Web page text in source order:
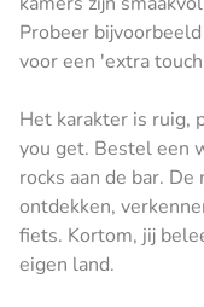
Probeer
voor een 'extra
Het karakter is ruig,
you get. Bestel een
rocks aan de bar.
ontdekken,
fiets. Kortom, jij
eigen land.